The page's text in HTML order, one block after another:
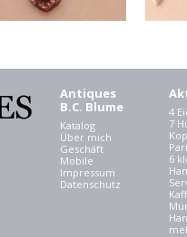
Antiques
B.C. Blume
Katalog
Über mich
Geschäft
Mobile
Impressum
Datenschutz
4
7
6